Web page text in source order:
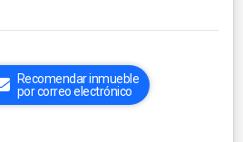
Recomendar inmueble
por correo electrónico